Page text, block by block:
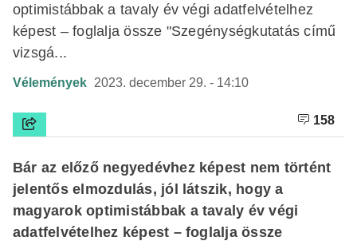
optimistábbak a tavaly év végi adatfelvételhez
képest – foglalja össze "Szegénységkutatás című
vizsgá...
Vélemények 2023. december 29. - 14:10
158
Bár az előző negyedévhez képest nem történt
jelentős elmozdulás, jól látszik, hogy a
magyarok optimistábbak a tavaly év végi
adatfelvételhez képest – foglalja össze